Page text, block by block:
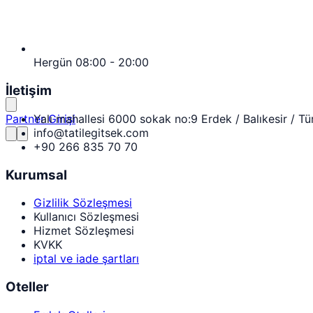
Partner Girişi
Hergün 08:00 - 20:00
İletişim
Yalı mahallesi 6000 sokak no:9 Erdek / Balıkesir /
info@tatilegitsek.com
+90 266 835 70 70
Kurumsal
Gizlilik Sözleşmesi
Kullanıcı Sözleşmesi
Hizmet Sözleşmesi
KVKK
iptal ve iade şartları
Oteller